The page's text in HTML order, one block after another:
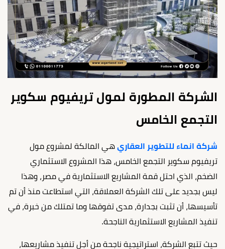
الشركة المطورة لمول تريفيوم سكوير
التجمع الخامس
شركة انماء للتطوير العقاري هي المالكة لمشروع مول
تريفيوم سكوير التجمع الخامس، هذا المشروع الاستثماري
الضخم، الذي احتل قمة المشاريع الاستثمارية في مصر، وهذا
ليس بجديد على تلك الشركة العملاقة، التي استطاعت منذ أن تم
تأسيسها، أن تثبت بجدارة، مدى تفوقها وما تمتلك من خبرة، في
تنفيذ المشاريع الاستثمارية الناجحة.
حيث تتبع الشركة، استراتيجية ناجحة من أجل تنفيذ مشاريعها،